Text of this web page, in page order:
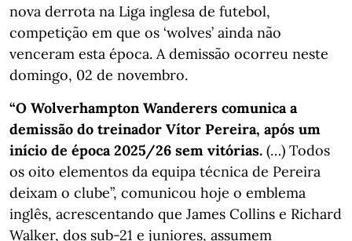
nova derrota na Liga inglesa de futebol,
competição em que os ‘wolves’ ainda não
venceram esta época. A demissão ocorreu neste
domingo, 02 de novembro.
“O Wolverhampton Wanderers comunica a
demissão do treinador Vítor Pereira, após um
início de época 2025/26 sem vitórias. (…) Todos
os oito elementos da equipa técnica de Pereira
deixam o clube”, comunicou hoje o emblema
inglês, acrescentando que James Collins e Richard
Walker, dos sub-21 e juniores, assumem